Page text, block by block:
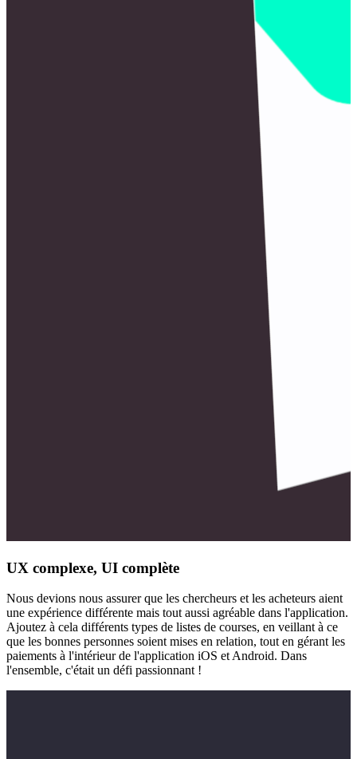
UX complexe, UI complète
Nous devions nous assurer que les chercheurs et les acheteurs aient
une expérience différente mais tout aussi agréable dans l'application.
Ajoutez à cela différents types de listes de courses, en veillant à ce
que les bonnes personnes soient mises en relation, tout en gérant les
paiements à l'intérieur de l'application iOS et Android. Dans
l'ensemble, c'était un défi passionnant !